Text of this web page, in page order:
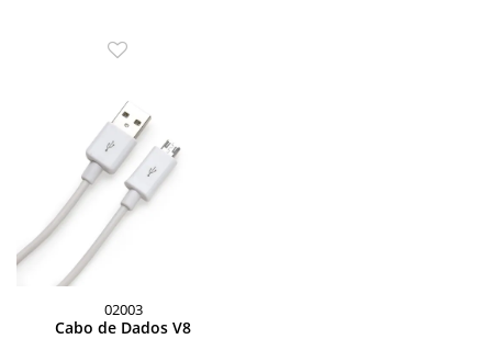
02003
Cabo de Dados V8